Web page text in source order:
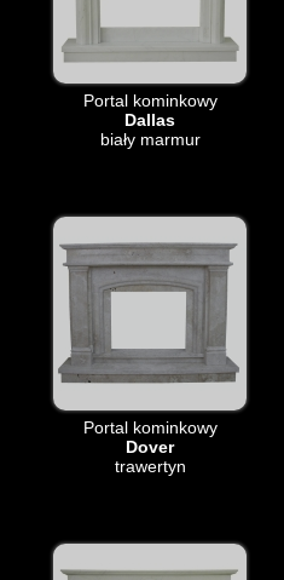
Portal kominkowy
Dallas
biały marmur
Portal kominkowy
Dover
trawertyn